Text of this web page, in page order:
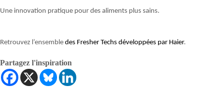
Une innovation pratique pour des aliments plus sains.
Retrouvez l’ensemble des Fresher Techs développées par Haier.
Partagez l'inspiration